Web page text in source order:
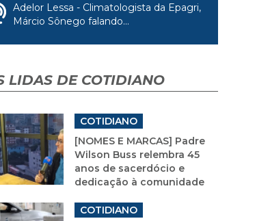
Adelor Lessa - Climatologista da Epagri,
Márcio Sônego falando...
LIDAS DE COTIDIANO
COTIDIANO
[NOMES E MARCAS] Padre
Wilson Buss relembra 45
anos de sacerdócio e
dedicação à comunidade
COTIDIANO